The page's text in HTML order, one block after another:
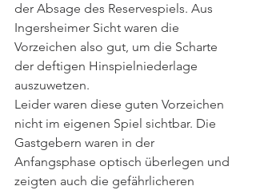
der Absage des Reservespiels. Aus
Ingersheimer Sicht waren die
Vorzeichen also gut, um die Scharte
der deftigen Hinspielniederlage
auszuwetzen.
Leider waren diese guten Vorzeichen
nicht im eigenen Spiel sichtbar. Die
Gastgebern waren in der
Anfangsphase optisch überlegen und
zeigten auch die gefährlicheren